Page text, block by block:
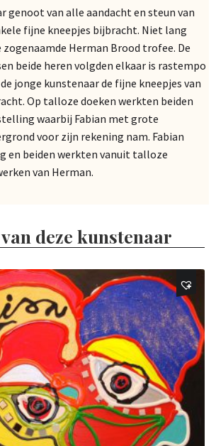
genoot van alle aandacht en steun van
fijne kneepjes bijbracht. Niet lang
Herman Brood trofee. De
beide heren volgden elkaar is rastempo
jonge kunstenaar de fijne kneepjes van
Op talloze doeken werkten beiden
waarbij Fabian met grote
voor zijn rekening nam. Fabian
en beiden werkten vanuit talloze
van Herman.
deze kunstenaar